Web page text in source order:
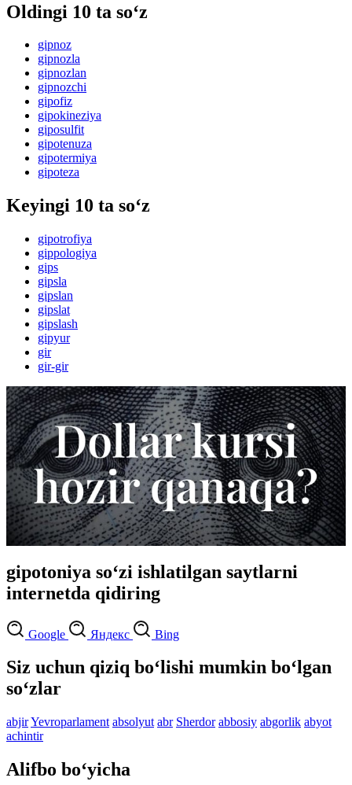
Oldingi 10 ta so‘z
gipnoz
gipnozla
gipnozlan
gipnozchi
gipofiz
gipokineziya
giposulfit
gipotenuza
gipotermiya
gipoteza
Keyingi 10 ta so‘z
gipotrofiya
gippologiya
gips
gipsla
gipslan
gipslat
gipslash
gipyur
gir
gir-gir
gipotoniya so‘zi ishlatilgan saytlarni
internetda qidiring
Google Яндекс Bing
Siz uchun qiziq bo‘lishi mumkin bo‘lgan
so‘zlar
abjirYevroparlament absolyut abr Sherdor abbosiy abgorlik abyot
achintir
Alifbo bo‘yicha